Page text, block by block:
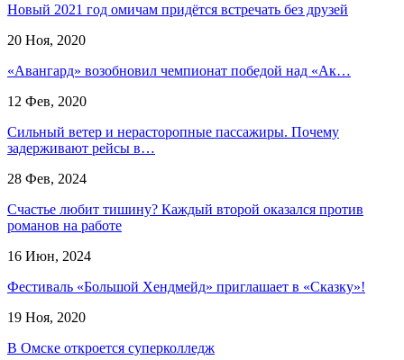
Новый 2021 год омичам придётся встречать без друзей
20 Ноя, 2020
«Авангард» возобновил чемпионат победой над «Ак…
12 Фев, 2020
Сильный ветер и нерасторопные пассажиры. Почему
задерживают рейсы в…
28 Фев, 2024
Счастье любит тишину? Каждый второй оказался против
романов на работе
16 Июн, 2024
Фестиваль «Большой Хендмейд» приглашает в «Сказку»!
19 Ноя, 2020
В Омске откроется суперколледж